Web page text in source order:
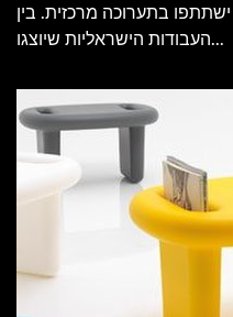
כ-50 מעצבים ישתתפו בתערוכה מרכזית. בין
העבודות הישראליות שיוצגו...